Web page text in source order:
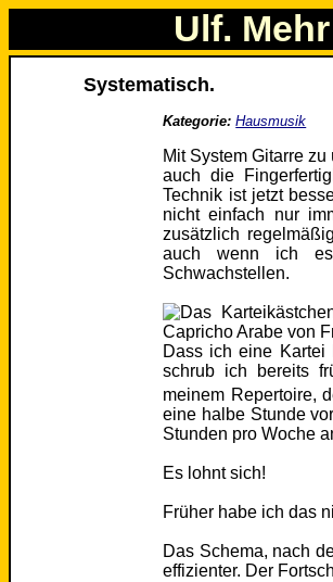
Ulf.
Systematisch.
Kategorie: Hausmusik
Mit System Gitarre
auch die
Technik ist jetzt
nicht einfach nur
zusätzlich
auch wenn ich
Schwachstellen.
Dass ich eine Kartei
schrub ich bereits
meinem Repertoire,
eine halbe Stunde
Stunden pro Woche
Es lohnt sich!
Früher habe ich das
Das Schema, nach
effizienter. Der